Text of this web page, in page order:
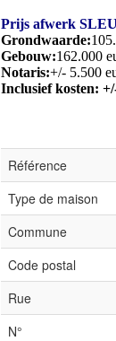
Prijs afwerk
Grondwaarde:
Gebouw:162.000
Notaris:+/- 5.500
Inclusief kosten:
Référence
Type de maison
Commune
Code postal
Rue
N°